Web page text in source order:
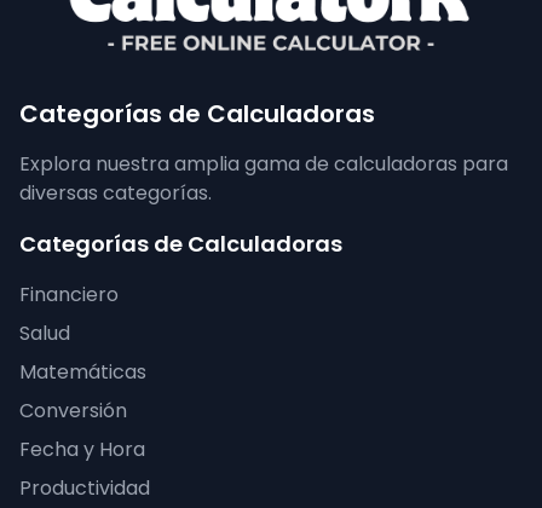
Categorías de Calculadoras
Explora nuestra amplia gama de calculadoras para
diversas categorías.
Categorías de Calculadoras
Financiero
Salud
Matemáticas
Conversión
Fecha y Hora
Productividad